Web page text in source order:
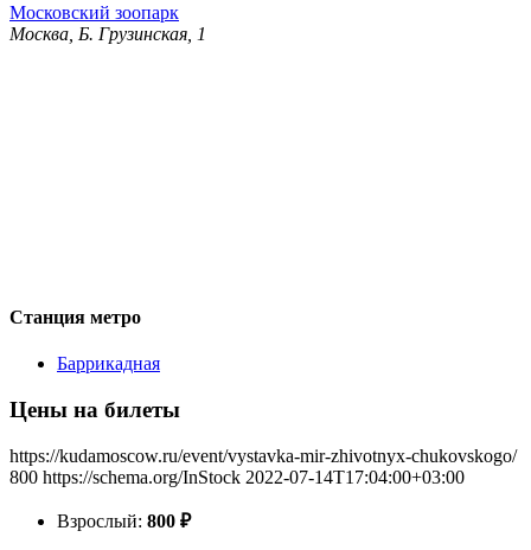
Московский зоопарк
Москва, Б. Грузинская, 1
Станция метро
Баррикадная
Цены на билеты
https://kudamoscow.ru/event/vystavka-mir-zhivotnyx-chukovskogo/
800 https://schema.org/InStock 2022-07-14T17:04:00+03:00
Взрослый: 800 ₽